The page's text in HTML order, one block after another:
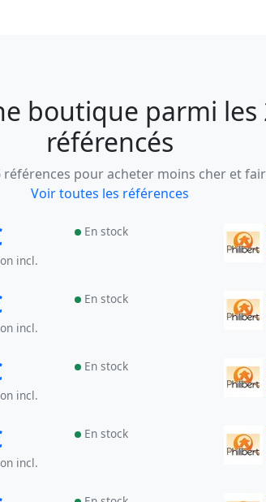
boutique parmi les
référencés
références pour acheter moins cher et
Voir toutes les références
incl.
En stock
incl.
En stock
incl.
En stock
incl.
En stock